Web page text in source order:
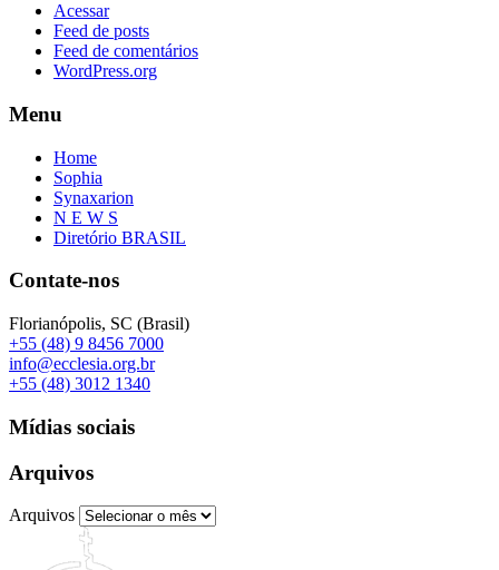
Acessar
Feed de posts
Feed de comentários
WordPress.org
Menu
Home
Sophia
Synaxarion
N E W S
Diretório BRASIL
Contate-nos
Florianópolis, SC (Brasil)
+55 (48) 9 8456 7000
info@ecclesia.org.br
+55 (48) 3012 1340
Mídias sociais
Arquivos
Arquivos